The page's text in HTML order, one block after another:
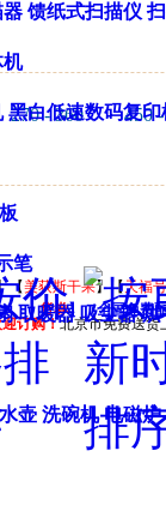
器 馈纸式扫描仪
机
黑白低速数码复印
笔
取暖器 吸尘器 烘
壶 洗碗机 电磁炉
270 - 360 450
【美荻斯干果】【天福
货券】（全国免费
订购！北京市免费送货